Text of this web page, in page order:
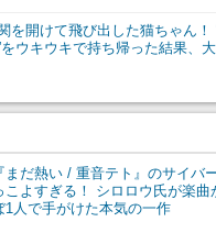
を開けて飛び出した猫ちゃん！
をウキウキで持ち帰った結果、
『まだ熱い / 重音テト』のサイバ
こよすぎる！ シロロウ氏が楽曲
1人で手がけた本気の一作